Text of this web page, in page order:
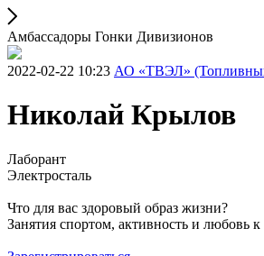
Амбассадоры Гонки Дивизионов
2022-02-22 10:23 АО «ТВЭЛ»
Николай Крылов
Лаборант
Электросталь
Что для вас здоровый образ жизни?
Занятия спортом, активность и любовь к